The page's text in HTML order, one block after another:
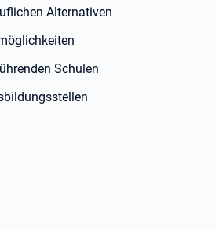
Alternativen
Schulen